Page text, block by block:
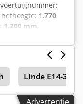
1.770
1.200 mm,
Ujfx Afhorf
Linde E14-386
Advertentie